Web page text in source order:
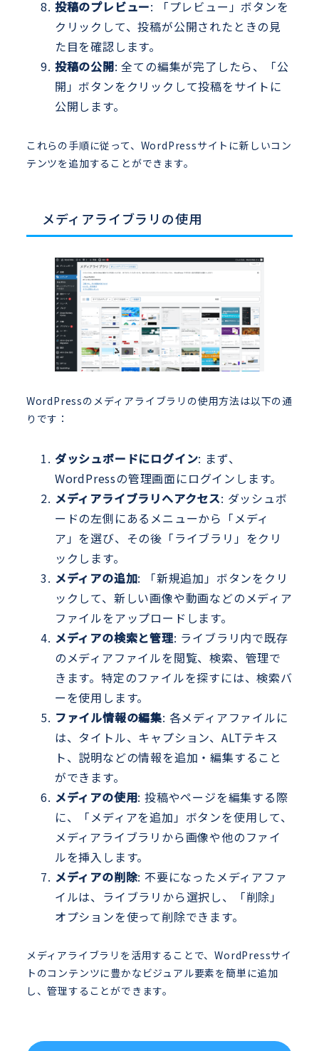
投稿のプレビュー: 「プレビュー」ボタンを
クリックして、投稿が公開されたときの見
た目を確認します。
投稿の公開: 全ての編集が完了したら、「公
開」ボタンをクリックして投稿をサイトに
公開します。
これらの手順に従って、WordPressサイトに新しいコン
テンツを追加することができます。
メディアライブラリの使用
WordPressのメディアライブラリの使用方法は以下の通
りです：
ダッシュボードにログイン: まず、
WordPressの管理画面にログインします。
メディアライブラリへアクセス: ダッシュボ
ードの左側にあるメニューから「メディ
ア」を選び、その後「ライブラリ」をクリ
ックします。
メディアの追加: 「新規追加」ボタンをクリ
ックして、新しい画像や動画などのメディア
ファイルをアップロードします。
メディアの検索と管理: ライブラリ内で既存
のメディアファイルを閲覧、検索、管理で
きます。特定のファイルを探すには、検索バ
ーを使用します。
ファイル情報の編集: 各メディアファイルに
は、タイトル、キャプション、ALTテキス
ト、説明などの情報を追加・編集すること
ができます。
メディアの使用: 投稿やページを編集する際
に、「メディアを追加」ボタンを使用して、
メディアライブラリから画像や他のファイ
ルを挿入します。
メディアの削除: 不要になったメディアファ
イルは、ライブラリから選択し、「削除」
オプションを使って削除できます。
メディアライブラリを活用することで、WordPressサイ
トのコンテンツに豊かなビジュアル要素を簡単に追加
し、管理することができます。